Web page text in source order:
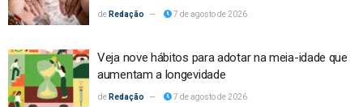
Redação 7 de agosto de 2026
Veja nove hábitos para adotar na meia-idade que
aumentam a longevidade
Redação 7 de agosto de 2026